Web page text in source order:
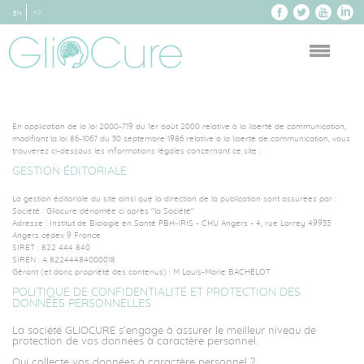
EN FR
MENTIONS LÉGALES
En application de la loi 2000-719 du 1er août 2000 relative à la liberté de communication,
modifiant la loi 86-1067 du 30 septembre 1986 relative à la liberté de communication, vous
trouverez ci-dessous les informations légales concernant ce site :
GESTION ÉDITORIALE
La gestion éditoriale du site ainsi que la direction de la publication sont assurées par :
Société : Gliocure dénomée ci après "la Société"
Adresse : Institut de Biologie en Santé PBH-IRIS - CHU Angers - 4, rue Larrey 49933
Angers cédex 9 France
SIRET : 822 444 840
SIREN : A 82244484000018
Gérant (et donc propriété des contenus) : M Louis-Marie BACHELOT
POLITIQUE DE CONFIDENTIALITÉ ET PROTECTION DES
DONNÉES PERSONNELLES
La société GLIOCURE s’engage à assurer le meilleur niveau de
protection de vos données à caractère personnel.